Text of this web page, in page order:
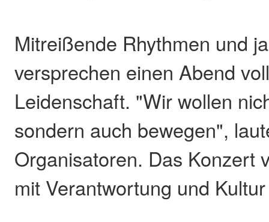
Mitreißende Rhythmen und
versprechen einen Abend
Leidenschaft. "Wir wollen
sondern auch bewegen",
Organisatoren. Das Konzert
mit Verantwortung und